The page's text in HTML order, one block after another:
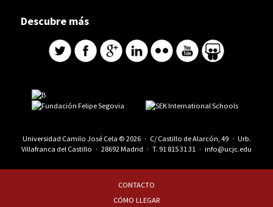
Descubre más
Universidad Camilo José Cela © 2026 · C/ Castillo de Alarcón, 49 · Urb.
Villafranca del Castillo · 28692 Madrid · T. 91 815 31 31 · info@ucjc.edu
CONTACTO
CÓMO LLEGAR